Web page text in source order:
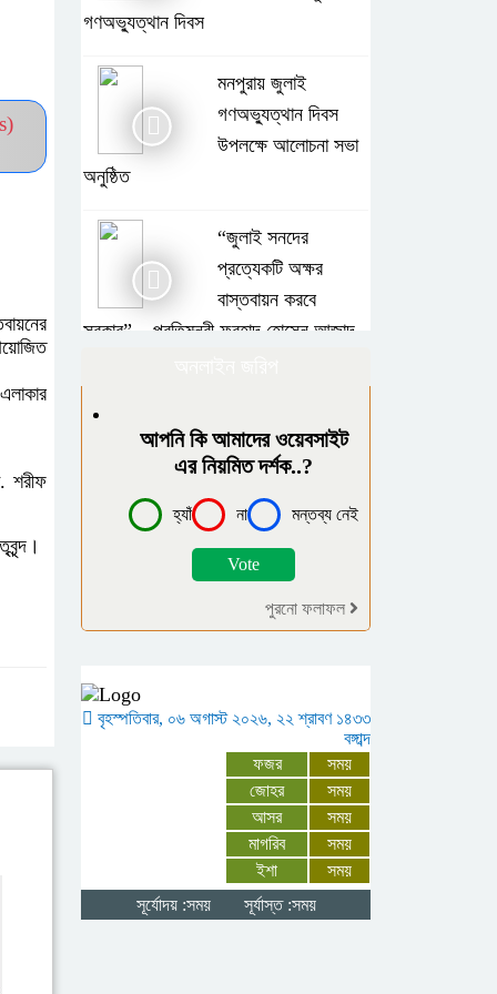
শরীফ
গণঅভ্যুত্থান দিবস
মনপুরায় জুলাই
গণঅভ্যুত্থান দিবস
উপলক্ষে আলোচনা সভা
অনুষ্ঠিত
“জুলাই সনদের
প্রত্যেকটি অক্ষর
বাস্তবায়ন করবে
সরকার” – প্রতিমন্ত্রী ফরহাদ হোসেন আজাদ
আরেক নারীর ঘরে আটক
জামায়াত সমর্থক, থানায়
দক্ষিণ আইচায়
কর্মজীবনের অবসানে
সম্মাননা ও ভালোবাসায়
বিদ্যালয়ের এডহক
কমিটির সভাপতি নির্বাচিত
রাজধানীর তিন ক্যাম্পাসে
ছাত্রদল-শিবির সংঘর্ষ,
উত্তেজনায় দিনভর
আপনি কি আমাদের ওয়েবসাইট
এর নিয়মিত দর্শক..?
হ্যাঁ না মন্তব্য নেই
পুরনো ফলাফল
বৃহস্পতিবার, ০৬ অগাস্ট ২০২৬, ২২ শ্রাবণ ১৪৩৩
বঙ্গাব্দ
ফজর
সময়
জোহর
সময়
আসর
সময়
মাগরিব
সময়
ইশা
সময়
সূর্যোদয় :সময়
সূর্যাস্ত :সময়